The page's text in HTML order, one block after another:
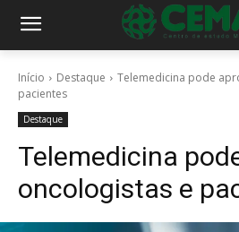
Início Destaque
Telemedicina pode
pacientes
Destaque
Telemedicina
oncologistas e